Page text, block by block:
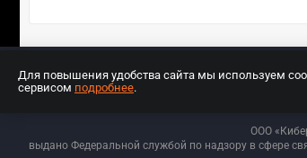
ООО
выдано Федеральной службой по надзору в сфере
Для повышения удобства сайта мы используем
сервисом подробнее.